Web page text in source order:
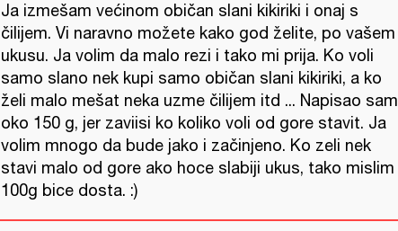
Ja izmešam većinom običan slani kikiriki i onaj s
čilijem. Vi naravno možete kako god želite, po vašem
ukusu. Ja volim da malo rezi i tako mi prija. Ko voli
samo slano nek kupi samo običan slani kikiriki, a ko
želi malo mešat neka uzme čilijem itd ... Napisao sam
oko 150 g, jer zaviisi ko koliko voli od gore stavit. Ja
volim mnogo da bude jako i začinjeno. Ko zeli nek
stavi malo od gore ako hoce slabiji ukus, tako mislim
100g bice dosta. :)